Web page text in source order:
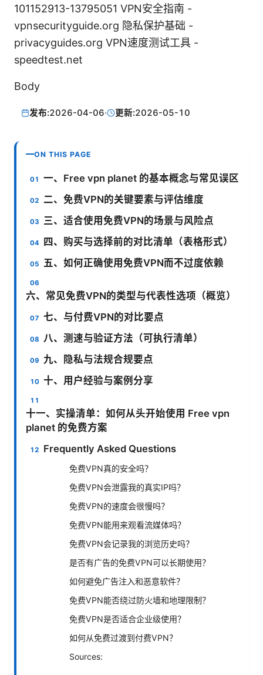
101152913-13795051 VPN安全指南 -
vpnsecurityguide.org 隐私保护基础 -
privacyguides.org VPN速度测试工具 -
speedtest.net
Body
发布:2026-04-06· 更新:2026-05-10
ON THIS PAGE
一、Free vpn planet 的基本概念与常见误区
二、免费VPN的关键要素与评估维度
三、适合使用免费VPN的场景与风险点
四、购买与选择前的对比清单（表格形式）
五、如何正确使用免费VPN而不过度依赖
六、常见免费VPN的类型与代表性选项（概览）
七、与付费VPN的对比要点
八、测速与验证方法（可执行清单）
九、隐私与法规合规要点
十、用户经验与案例分享
十一、实操清单：如何从头开始使用 Free vpn
planet 的免费方案
Frequently Asked Questions
免费VPN真的安全吗？
免费VPN会泄露我的真实IP吗？
免费VPN的速度会很慢吗？
免费VPN能用来观看流媒体吗？
免费VPN会记录我的浏览历史吗？
是否有广告的免费VPN可以长期使用？
如何避免广告注入和恶意软件？
免费VPN能否绕过防火墙和地理限制？
免费VPN是否适合企业级使用？
如何从免费过渡到付费VPN？
Sources: